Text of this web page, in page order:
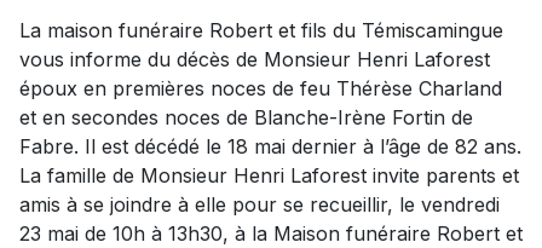
La maison funéraire Robert et fils du Témiscamingue
vous informe du décès de Monsieur Henri Laforest
époux en premières noces de feu Thérèse Charland
et en secondes noces de Blanche-Irène Fortin de
Fabre. Il est décédé le 18 mai dernier à l’âge de 82 ans.
La famille de Monsieur Henri Laforest invite parents et
amis à se joindre à elle pour se recueillir, le vendredi
23 mai de 10h à 13h30, à la Maison funéraire Robert et